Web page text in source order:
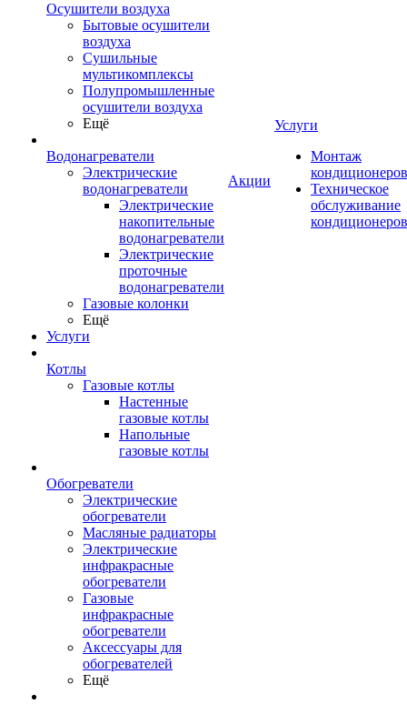
Осушители воздуха
Бытовые осушители
воздуха
Сушильные
мультикомплексы
Полупромышленные
осушители воздуха
Ещё
Водонагреватели
Электрические
водонагреватели
Электрические
накопительные
водонагреватели
Электрические
проточные
водонагреватели
Газовые колонки
Ещё
Услуги
Котлы
Газовые котлы
Настенные
газовые котлы
Напольные
газовые котлы
Обогреватели
Электрические
обогреватели
Масляные радиаторы
Электрические
инфракрасные
обогреватели
Газовые
инфракрасные
обогреватели
Аксессуары для
обогревателей
Ещё
Акции
Услуги
Монтаж
кондиционеров
Техническое
обслуживание
кондиционеров